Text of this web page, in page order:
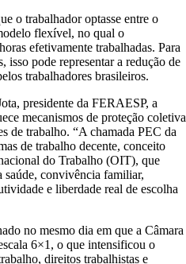
o trabalhador optasse entre o
flexível, no qual o
efetivamente trabalhadas. Para
isso pode representar a redução de
trabalhadores brasileiros.
presidente da FERAESP, a
mecanismos de proteção coletiva
de trabalho. “A chamada PEC da
de trabalho decente, conceito
do Trabalho (OIT), que
convivência familiar,
e liberdade real de escolha
no mesmo dia em que a Câmara
6×1, o que intensificou o
direitos trabalhistas e